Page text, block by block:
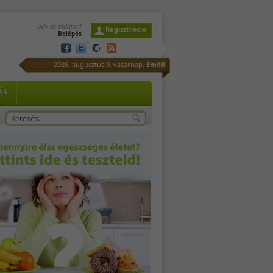
Üdv az oldalon!
Belépés
Regisztráció
2026. augusztus 9. vasárnap, Emőd